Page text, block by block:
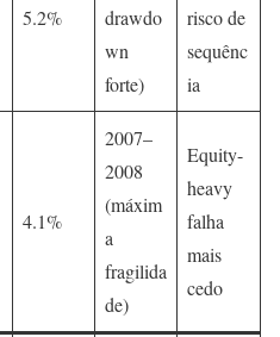
5.2%
drawdo
wn
forte)
risco de
sequênc
ia
4.1%
2007–
2008
(máxim
a
fragilida
de)
Equity-
heavy
falha
mais
cedo